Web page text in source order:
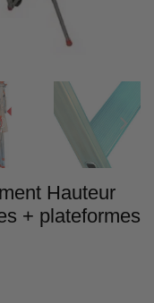
Hauteur
+ plateformes